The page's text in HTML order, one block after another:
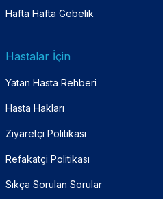
Hafta Hafta Gebelik
Hastalar İçin
Yatan Hasta Rehberi
Hasta Hakları
Ziyaretçi Politikası
Refakatçi Politikası
Sıkça Sorulan Sorular